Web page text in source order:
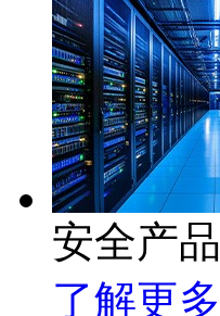
安全产品
了解更多